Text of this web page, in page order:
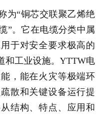
为“铜芯交联聚乙烯绝
”。它在电缆分类中属
于对安全要求极高的
和工业设施。YTTW电
，能在火灾等极端环
散和关键设备运行提
结构、特点、应用和